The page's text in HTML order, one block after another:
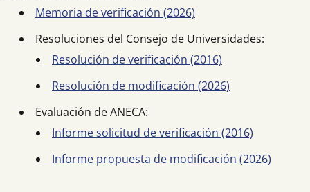
Memoria de verificación (2026)
Resoluciones del Consejo de Universidades:
Resolución de verificación (2016)
Resolución de modificación (2026)
Evaluación de ANECA:
Informe solicitud de verificación (2016)
Informe propuesta de modificación (2026)